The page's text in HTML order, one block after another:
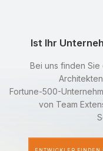
Ist Ihr
Bei uns finden Sie
Fortune-500-
von Team